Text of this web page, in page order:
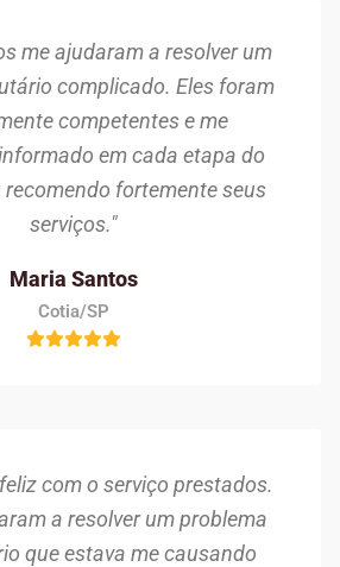
me ajudaram a resolver um
complicado. Eles foram
competentes e me
em cada etapa do
recomendo fortemente seus
serviços."
Maria Santos
Cotia/SP
com o serviço prestados.
a resolver um problema
que estava me causando